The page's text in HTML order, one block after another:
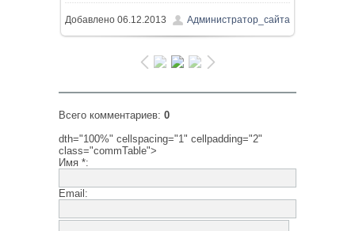
Добавлено 06.12.2013 Администратор_сайта
Всего комментариев: 0
dth="100%" cellspacing="1" cellpadding="2"
class="commTable">
Имя *:
Email: